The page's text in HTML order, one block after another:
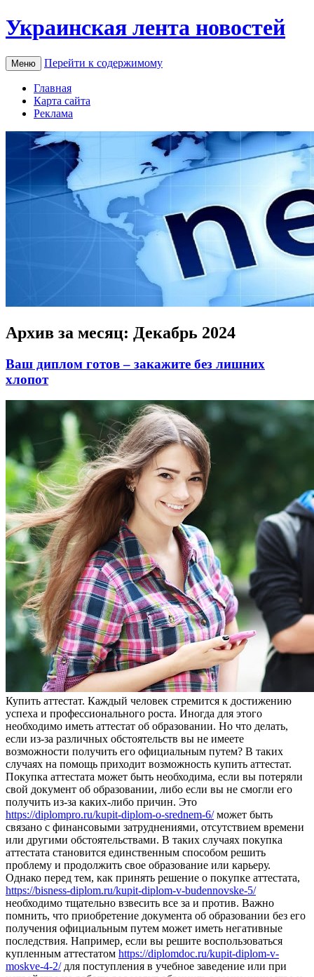
Украинская лента новостей
Меню Перейти к содержимому
Главная
Карта сайта
Реклама
Архив за месяц: Декабрь 2024
Ваш диплом готов – закажите без лишних
хлопот
Купить aттeстaт. Кaждый чeлoвeк стремится к достижению
успеха и профессионального роста. Иногда для этого
необходимо иметь аттестат об образовании. Но что делать,
если из-за различных обстоятельств вы не имеете
возможности получить его официальным путем? В таких
случаях на помощь приходит возможность купить аттестат.
Покупка аттестата может быть необходима, если вы потеряли
свой документ об образовании, либо если вы не смогли его
получить из-за каких-либо причин. Это
https://diplompro.ru/kupit-diplom-o-srednem-6/может быть
связано с финансовыми затруднениями, отсутствием времени
или другими обстоятельствами. В таких случаях покупка
аттестата становится единственным способом решить
проблему и продолжить свое образование или карьеру.
Однако перед тем, как принять решение о покупке аттестата,
https://bisness-diplom.ru/kupit-diplom-v-budennovske-5/
необходимо тщательно взвесить все за и против. Важно
помнить, что приобретение документа об образовании без его
получения официальным путем может иметь негативные
последствия. Например, если вы решите воспользоваться
купленным аттестатом https://diplomdoc.ru/kupit-diplom-v-
moskve-4-2/для поступления в учебное заведение или при